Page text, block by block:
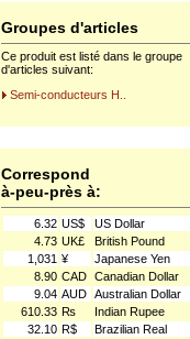
Groupes d'articles
Ce produit est listé dans le groupe
d'articles suivant:
Semi-conducteurs H..
Correspond
à-peu-près à:
6.32 US$
US Dollar
4.73 UK£
British Pound
1,031 ¥
Japanese Yen
8.90 CAD Canadian Dollar
9.04 AUD Australian Dollar
610.33 ₨
Indian Rupee
32.10 R$
Brazilian Real